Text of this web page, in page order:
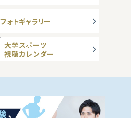
フォトギャラリー
大学スポーツ
視聴カレンダー